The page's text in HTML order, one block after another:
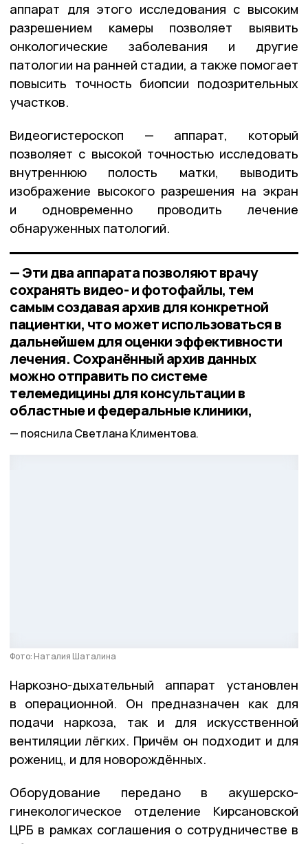
аппарат для этого исследования с высоким
разрешением камеры позволяет выявить
онкологические заболевания и другие
патологии на ранней стадии, а также помогает
повысить точность биопсии подозрительных
участков.
Видеогистероскоп — аппарат, который
позволяет с высокой точностью исследовать
внутреннюю полость матки, выводить
изображение высокого разрешения на экран
и одновременно проводить лечение
обнаруженных патологий.
— Эти два аппарата позволяют врачу
сохранять видео- и фотофайлы, тем
самым создавая архив для конкретной
пациентки, что может использоваться в
дальнейшем для оценки эффективности
лечения. Сохранённый архив данных
можно отправить по системе
телемедицины для консультации в
областные и федеральные клиники,
пояснила Светлана Климентова.
Фото: Наталия Шаталина
Наркозно-дыхательный аппарат установлен
в операционной. Он предназначен как для
подачи наркоза, так и для искусственной
вентиляции лёгких. Причём он подходит и для
рожениц, и для новорождённых.
Оборудование передано в акушерско-
гинекологическое отделение Кирсановской
ЦРБ в рамках соглашения о сотрудничестве в